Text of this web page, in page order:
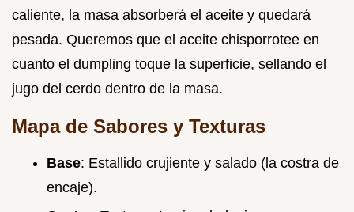
caliente, la masa absorberá el aceite y quedará
pesada. Queremos que el aceite chisporrotee en
cuanto el dumpling toque la superficie, sellando el
jugo del cerdo dentro de la masa.
Mapa de Sabores y Texturas
Base: Estallido crujiente y salado (la costra de
encaje).